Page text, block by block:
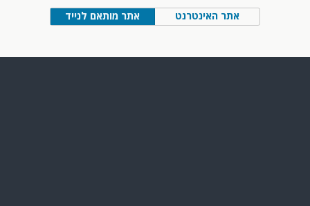
אתר מותאם לנייד אתר האינטרנט